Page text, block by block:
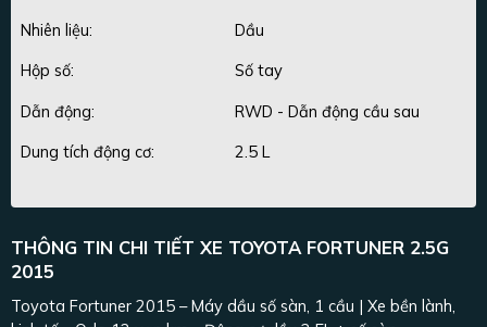
Nhiên liệu:
Dầu
Hộp số:
Số tay
Dẫn động:
RWD - Dẫn động cầu sau
Dung tích động cơ:
2.5 L
THÔNG TIN CHI TIẾT XE TOYOTA FORTUNER 2.5G
2015
Toyota Fortuner 2015 – Máy dầu số sàn, 1 cầu | Xe bền lành,